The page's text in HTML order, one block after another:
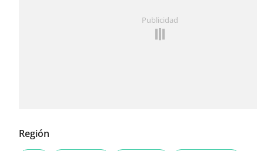
Publicidad
Región